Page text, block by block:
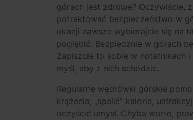
górach jest zdrowe? Oczywiście,
potraktować bezpieczeństwo w
okazji zawsze wybierajcie się na
pogłębić. Bezpiecznie w górach
Zapiszcie to sobie w notatnikach
myśl, aby z nich schodzić.
Regularne wędrówki górskie
krążenia, „spalić” kalorie,
oczyścić umysł. Chyba warto,